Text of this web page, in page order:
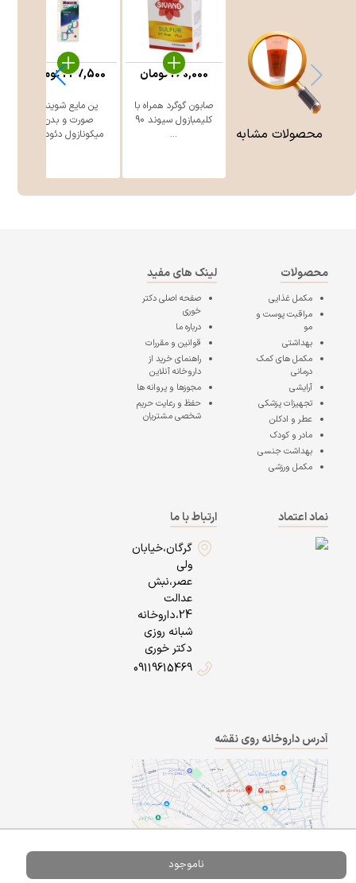
محصولات مشابه
صابون گوگرد همراه با
کلیمبازول سیوند 90
...
260,000تومان
پن مایع شوینده
صورت و بدن
میکونازول دئود ...
247,500تومان
ناموجود
محصولات
مکمل غذایی
مراقبت پوست و
مو
بهداشتی
مکمل های کمک
درمانی
آرایشی
تجهیزات پزشکی
عطر و ادکلن
مادر و کودک
بهداشت جنسی
مکمل ورزشی
لینک های مفید
صفحه اصلیدکتر
خوری
درباره ما
قوانین و مقررات
راهنمای خرید از
داروخانه آنلاین
مجوزها و پروانه ها
حفظ و رعایت حریم
شخصی مشتریان
نماد اعتماد
ارتباط با ما
گرگان،خیابان
ولی
عصر،نبش
عدالت
24،داروخانه
شبانه روزی
دکتر خوری
09119615469
آدرس داروخانه روی نقشه